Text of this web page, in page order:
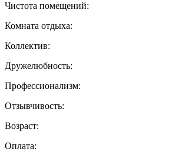
Чистота помещений:
Комната отдыха:
Коллектив:
Дружелюбность:
Профессионализм:
Отзывчивость:
Возраст:
Оплата: